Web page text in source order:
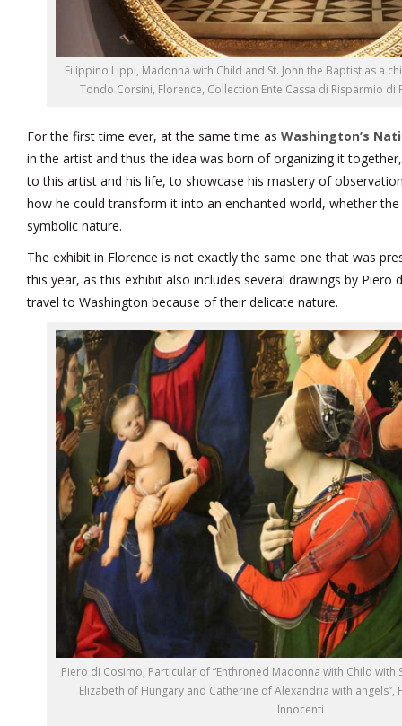
Filippino Lippi, Madonna with Child and St. John the Baptist as a
Tondo Corsini, Florence, Collection Ente Cassa di Risparmio di
For the first time ever, at the same time as Washington’s
in the artist and thus the idea was born of organizing it
to this artist and his life, to showcase his mastery of
how he could transform it into an enchanted world, whether
symbolic nature.
The exhibit in Florence is not exactly the same one that was
this year, as this exhibit also includes several drawings by Piero
travel to Washington because of their delicate nature.
Piero di Cosimo, Particular of “Enthroned Madonna with Child with
Elizabeth of Hungary and Catherine of Alexandria with angels”,
Innocenti